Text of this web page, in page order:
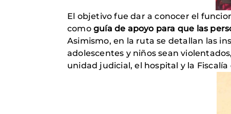
El objetivo fue dar a conocer el
como guía de apoyo para que las
Asimismo, en la ruta se detallan las
adolescentes y niños sean
unidad judicial, el hospital y la Fiscalía